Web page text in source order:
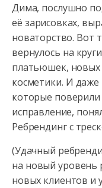
Дима, послушно
её зарисовках,
новаторство. Вот
вернулось на
платьюшек, новых
косметики. И даже
которые поверили
исправление,
Ребрендинг с
(Удачный
на новый уровень
новых клиентов и